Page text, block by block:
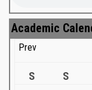
Academic
Prev
S S